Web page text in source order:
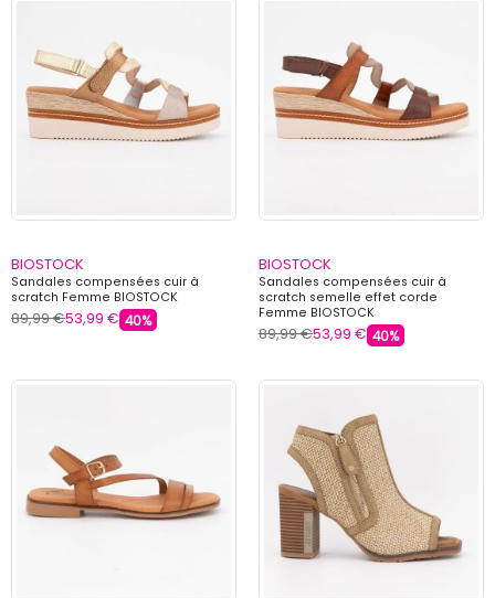
BIOSTOCK
Sandales compensées cuir à
scratch Femme BIOSTOCK
89,99 €53,99 € 40%
BIOSTOCK
Sandales compensées cuir à
scratch semelle effet corde
Femme BIOSTOCK
89,99 €53,99 € 40%